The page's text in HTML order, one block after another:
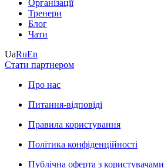
Організації
Тренери
Блог
Чати
UaRuEn
Стати партнером
Про нас
Питання-відповіді
Правила користування
Політика конфіденційності
Публічна оферта з користувачами